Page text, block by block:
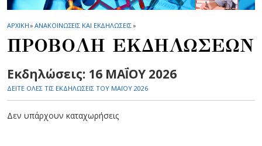
ΑΡΧΙΚΗ» ΑΝΑΚΟΙΝΩΣΕΙΣ ΚΑΙ ΕΚΔΗΛΩΣΕΙΣ»
ΠΡΟΒΟΛΗ ΕΚΔΗΛΩΣΕΩΝ
Εκδηλώσεις: 16 ΜΑΪ́ΟΥ 2026
ΔΕΙΤΕ ΟΛΕΣ ΤΙΣ ΕΚΔΗΛΩΣΕΙΣ ΤΟΥ ΜΑΪ́ΟΥ 2026
Δεν υπάρχουν καταχωρήσεις